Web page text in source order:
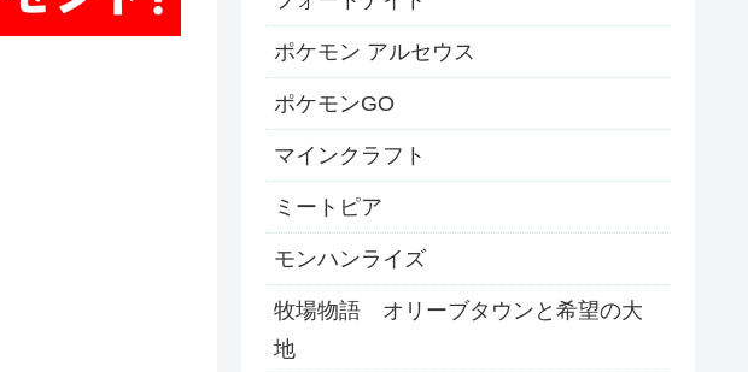
ポケモン アルセウス
ポケモンGO
マインクラフト
ミートピア
モンハンライズ
牧場物語 オリーブタウンと希望の大
地